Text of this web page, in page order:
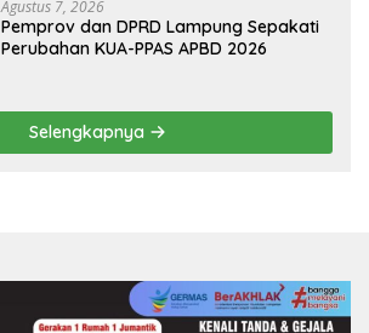
Agustus 7, 2026
Pemprov dan DPRD Lampung Sepakati
Perubahan KUA-PPAS APBD 2026
Selengkapnya